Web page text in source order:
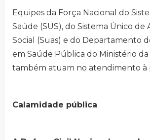
Equipes da Força Nacional do
Saúde (SUS), do Sistema Único de
Social (Suas) e do Departamento
em Saúde Pública do Ministério da
também atuam no atendimento à
Calamidade pública